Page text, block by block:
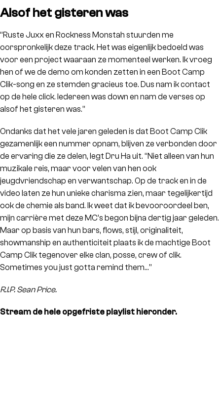
Alsof het gisteren was
“Ruste Juxx en Rockness Monstah stuurden me
oorspronkelijk deze track. Het was eigenlijk bedoeld was
voor een project waaraan ze momenteel werken. Ik vroeg
hen of we de demo om konden zetten in een Boot Camp
Clik-song en ze stemden gracieus toe. Dus nam ik contact
op de hele click. Iedereen was down en nam de verses op
alsof het gisteren was.”
Ondanks dat het vele jaren geleden is dat Boot Camp Clik
gezamenlijk een nummer opnam, blijven ze verbonden door
de ervaring die ze delen, legt Dru Ha uit. “Niet alleen van hun
muzikale reis, maar voor velen van hen ook
jeugdvriendschap en verwantschap. Op de track en in de
video laten ze hun unieke charisma zien, maar tegelijkertijd
ook de chemie als band. Ik weet dat ik bevooroordeel ben,
mijn carrière met deze MC’s begon bijna dertig jaar geleden.
Maar op basis van hun bars, flows, stijl, originaliteit,
showmanship en authenticiteit plaats ik de machtige Boot
Camp Clik tegenover elke clan, posse, crew of clik.
Sometimes you just gotta remind them…”
R.I.P. Sean Price.
Stream de hele opgefriste playlist hieronder.